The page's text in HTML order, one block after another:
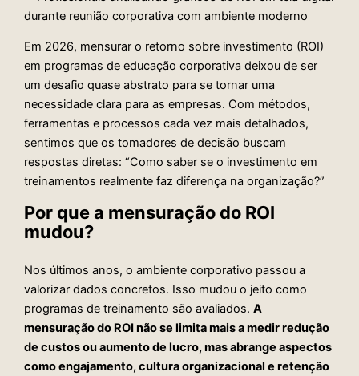
Em 2026, mensurar o retorno sobre investimento (ROI)
em programas de educação corporativa deixou de ser
um desafio quase abstrato para se tornar uma
necessidade clara para as empresas. Com métodos,
ferramentas e processos cada vez mais detalhados,
sentimos que os tomadores de decisão buscam
respostas diretas: “Como saber se o investimento em
treinamentos realmente faz diferença na organização?”
Por que a mensuração do ROI
mudou?
Nos últimos anos, o ambiente corporativo passou a
valorizar dados concretos. Isso mudou o jeito como
programas de treinamento são avaliados.A
mensuração do ROI não se limita mais a medir redução
de custos ou aumento de lucro, mas abrange aspectos
como engajamento, cultura organizacional e retenção